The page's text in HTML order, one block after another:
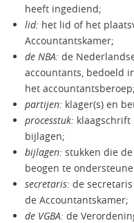
heeft ingediend;
lid: het lid of het
Accountantskamer;
de NBA: de
accountants, bedoeld
het
partijen: klager(s) en
processtuk: klaagschrift
bijlagen;
bijlagen: stukken die
beogen te
secretaris: de
de Accountantskamer;
de VGBA: de